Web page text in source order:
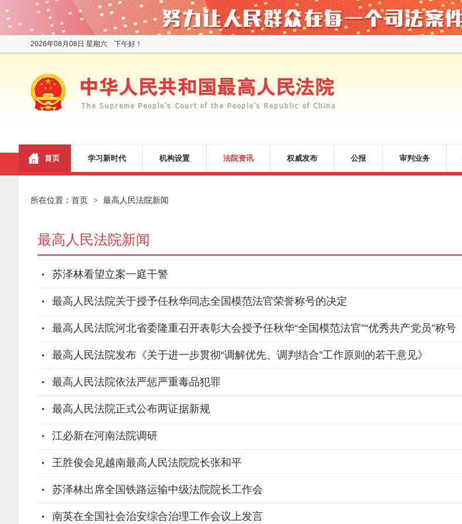
2026年08月08日 星期六 下午好！
首页 学习新时代 机构设置 法院资讯 权威发布 公报 审判业务
所在位置： 首页 > 最高人民法院新闻
最高人民法院新闻
苏泽林看望立案一庭干警
最高人民法院关于授予任秋华同志全国模范法官荣誉称号的决定
最高人民法院河北省委隆重召开表彰大会授予任秋华“全国模范法官”“优秀共产党员”称号
最高人民法院发布《关于进一步贯彻“调解优先、调判结合”工作原则的若干意见》
最高人民法院依法严惩严重毒品犯罪
最高人民法院正式公布两证据新规
江必新在河南法院调研
王胜俊会见越南最高人民法院院长张和平
苏泽林出席全国铁路运输中级法院院长工作会
南英在全国社会治安综合治理工作会议上发言